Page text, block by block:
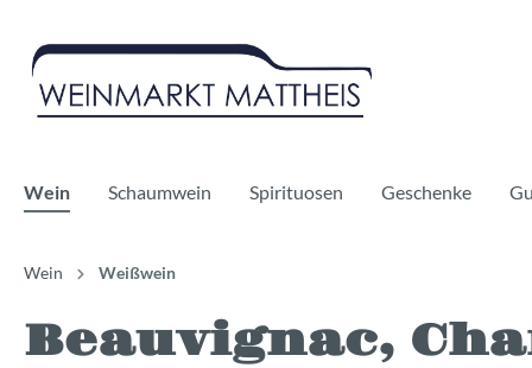
Wein Schaumwein Spirituosen Geschenke
Rotwein
Sekt Prosecco
Whisky Gin
Wein Weißwein
Beauvignac,